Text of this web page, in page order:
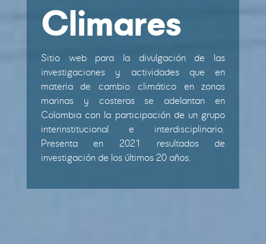
Climares
Sitio web para la divulgación de las
investigaciones y actividades que en
materia de cambio climático en zonas
marinas y costeras se adelantan en
Colombia con la participación de un grupo
interinstitucional e interdisciplinario.
Presenta en 2021 resultados de
investigación de los últimos 20 años.